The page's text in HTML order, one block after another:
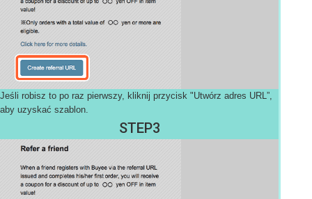
Jeśli robisz to po raz pierwszy, kliknij przycisk "Utwórz adres URL”,
aby uzyskać szablon.
STEP3